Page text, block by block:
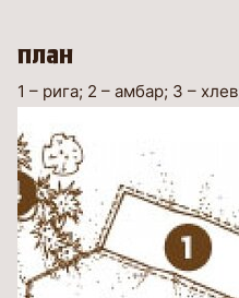
план
1 – рига; 2 – амбар; 3 –